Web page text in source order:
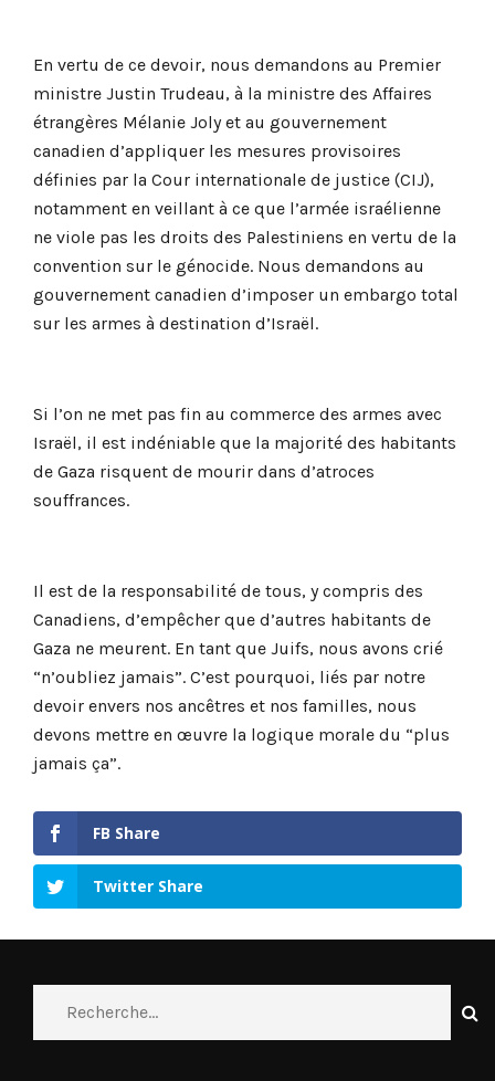
En vertu de ce devoir, nous demandons au Premier
ministre Justin Trudeau, à la ministre des Affaires
étrangères Mélanie Joly et au gouvernement
canadien d’appliquer les mesures provisoires
définies par la Cour internationale de justice (CIJ),
notamment en veillant à ce que l’armée israélienne
ne viole pas les droits des Palestiniens en vertu de la
convention sur le génocide. Nous demandons au
gouvernement canadien d’imposer un embargo total
sur les armes à destination d’Israël.
Si l’on ne met pas fin au commerce des armes avec
Israël, il est indéniable que la majorité des habitants
de Gaza risquent de mourir dans d’atroces
souffrances.
Il est de la responsabilité de tous, y compris des
Canadiens, d’empêcher que d’autres habitants de
Gaza ne meurent. En tant que Juifs, nous avons crié
“n’oubliez jamais”. C’est pourquoi, liés par notre
devoir envers nos ancêtres et nos familles, nous
devons mettre en œuvre la logique morale du “plus
jamais ça”.
FB Share
Twitter Share